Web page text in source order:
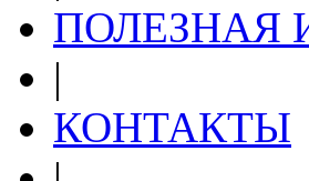
ПОЛЕЗНАЯ
|
КОНТАКТЫ